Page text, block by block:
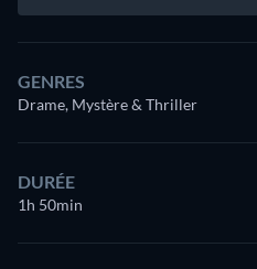
GENRES
Drame, Mystère & Thriller
DURÉE
1h 50min